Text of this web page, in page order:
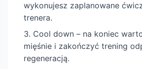
wykonujesz zaplanowane
trenera.
Cool down – na koniec
mięśnie i zakończyć trening
regeneracją.